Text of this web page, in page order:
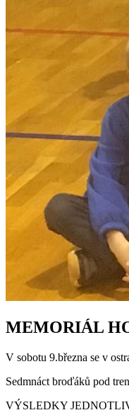
MEMORIÁL
V sobotu 9.března se v
Sedmnáct broďáků pod
VÝSLEDKY